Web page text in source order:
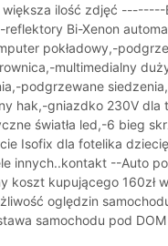
większa ilość zdjęć
reflektory Bi-Xenon
pokładowy,-
multimedialny
podgrzewane
hak,-gniazdko 230V dla
światła led,-6 bieg
Isofix dla fotelika
innych..kontakt --Auto
koszt kupującego 160zł
oględzin
samochodu pod